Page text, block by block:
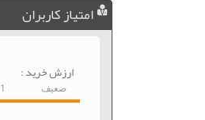
امتیاز کاربران
ارزش خرید :
ضعیف 1